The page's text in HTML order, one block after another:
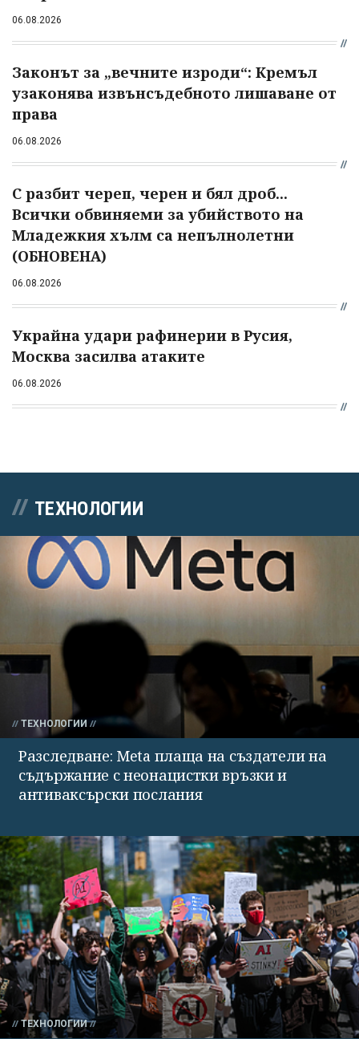
06.08.2026
Законът за „вечните изроди“: Кремъл
узаконява извънсъдебното лишаване от
права
06.08.2026
С разбит череп, черен и бял дроб...
Всички обвиняеми за убийството на
Младежкия хълм са непълнолетни
(ОБНОВЕНА)
06.08.2026
Украйна удари рафинерии в Русия,
Москва засилва атаките
06.08.2026
ТЕХНОЛОГИИ
ТЕХНОЛОГИИ
Разследване: Meta плаща на създатели на
съдържание с неонацистки връзки и
антиваксърски послания
ТЕХНОЛОГИИ